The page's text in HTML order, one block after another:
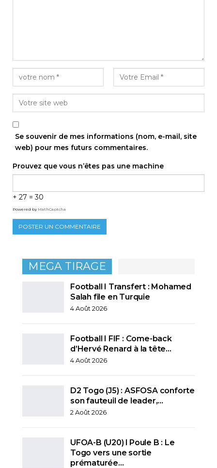
Se souvenir de mes informations (nom, e-mail, site
web) pour mes futurs commentaires.
Prouvez que vous n’êtes pas une machine
+ 27 = 30
Powered by MathCaptcha
MEGA TIRAGE
Football I Transfert : Mohamed
Salah file en Turquie
4 Août 2026
Football I FIF : Come-back
d’Hervé Renard à la tête…
4 Août 2026
D2 Togo (J5) : ASFOSA conforte
son fauteuil de leader,…
2 Août 2026
UFOA-B (U20) l Poule B : Le
Togo vers une sortie
prématurée…